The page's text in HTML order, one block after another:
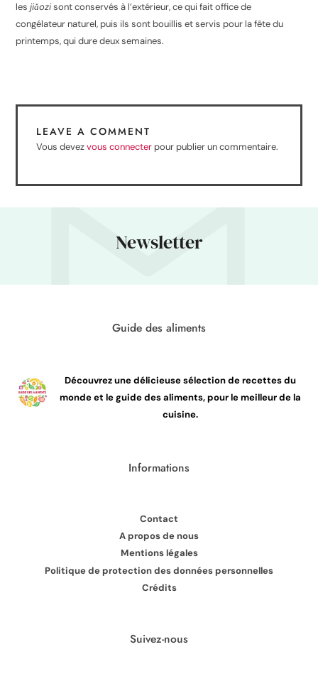
lesjiǎozisont conservés à l’extérieur, ce qui fait office de
congélateur naturel, puis ils sont bouillis et servis pour la fête du
printemps, qui dure deux semaines.
LEAVE A COMMENT
Vous devezvous connecter pour publier un commentaire.
Newsletter
Guide des aliments
Découvrez une délicieuse sélection de recettes du
monde et le guide des aliments, pour le meilleur de la
cuisine.
Informations
Contact
A propos de nous
Mentions légales
Politique de protection des données personnelles
Crédits
Suivez-nous